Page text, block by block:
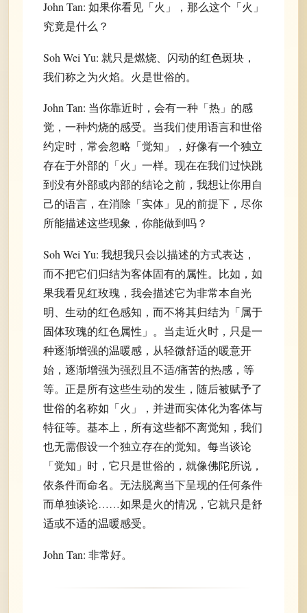
John Tan: 如果你看见「火」，那么这个「火」
究竟是什么？
Soh Wei Yu: 就只是燃烧、闪动的红色斑块，
我们称之为火焰。火是世俗的。
John Tan: 当你靠近时，会有一种「热」的感
觉，一种灼烧的感受。当我们使用语言和世俗
约定时，常会忽略「觉知」，好像有一个独立
存在于外部的「火」一样。现在在我们过快跳
到没有外部或内部的结论之前，我想让你用自
己的语言，在消除「实体」见的前提下，尽你
所能描述这些现象，你能做到吗？
Soh Wei Yu: 我想我只会以描述的方式表达，
而不把它们归结为客体固有的属性。比如，如
果我看见红玫瑰，我会描述它为非常本自光
明、生动的红色感知，而不将其归结为「属于
固体玫瑰的红色属性」。当走近火时，只是一
种逐渐增强的温暖感，从轻微舒适的暖意开
始，逐渐增强为强烈且不适/痛苦的热感，等
等。正是所有这些生动的发生，随后被赋予了
世俗的名称如「火」，并进而实体化为客体与
特征等。基本上，所有这些都不离觉知，我们
也无需假设一个独立存在的觉知。每当谈论
「觉知」时，它只是世俗的，就像佛陀所说，
依条件而命名。无法脱离当下呈现的任何条件
而单独谈论……如果是火的情况，它就只是舒
适或不适的温暖感受。
John Tan: 非常好。